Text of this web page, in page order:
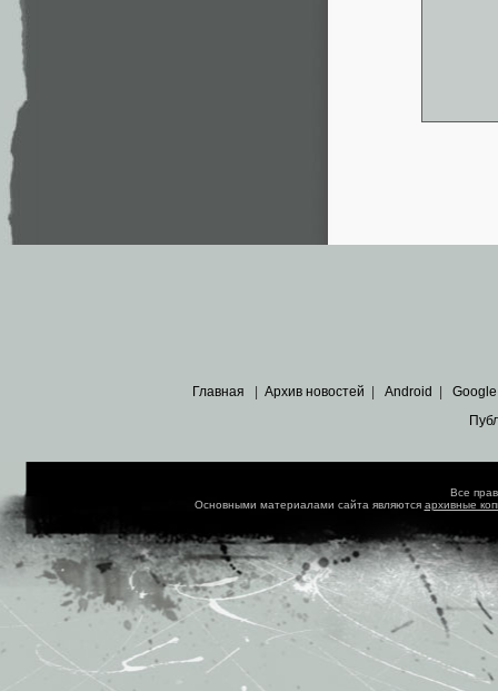
Главная | Архив новостей | Android | Google
Все
Основными материалами сайта являются архивные